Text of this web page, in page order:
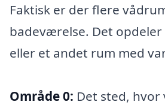
Faktisk er der flere
badeværelse. Det
eller et andet rum med
Område 0: Det sted, hvor